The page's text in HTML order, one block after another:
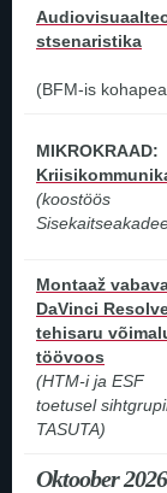
stsenaristika
(BFM-is
MIKROKRAAD:
(koostöös
Montaaž
DaVinci
tehisaru
töövoos
(HTM-i ja ESF
toetusel
TASUTA)
Oktoober 2026